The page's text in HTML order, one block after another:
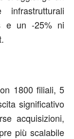
e un -25% ni
1800 filiali, 5
significativo
acquisizioni,
più scalabile